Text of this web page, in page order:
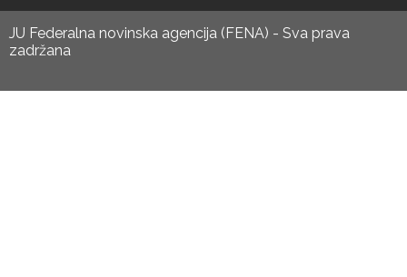
JU Federalna novinska agencija (FENA) - Sva prava
zadržana